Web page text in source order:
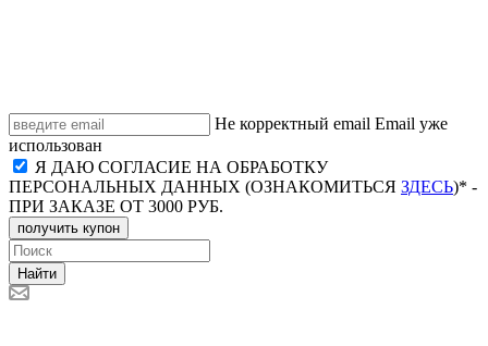
Не корректный email Email уже
использован
Я ДАЮ СОГЛАСИЕ НА ОБРАБОТКУ
ПЕРСОНАЛЬНЫХ ДАННЫХ (ОЗНАКОМИТЬСЯ ЗДЕСЬ)* -
ПРИ ЗАКАЗЕ ОТ 3000 РУБ.
получить купон
Найти